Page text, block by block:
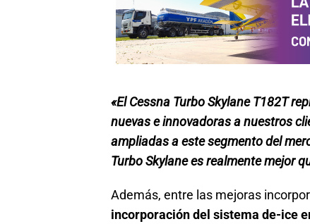
«El Cessna Turbo Skylane T182T
nuevas e innovadoras a nuestros
ampliadas a este segmento del
Turbo Skylane es realmente mejor
Además, entre las mejoras
incorporación del sistema de-ice